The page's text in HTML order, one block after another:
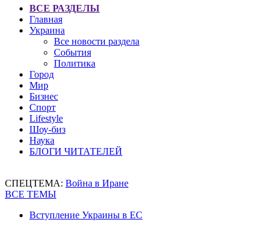
ВСЕ РАЗДЕЛЫ
Главная
Украина
Все новости раздела
События
Политика
Город
Мир
Бизнес
Спорт
Lifestyle
Шоу-биз
Наука
БЛОГИ ЧИТАТЕЛЕЙ
СПЕЦТЕМА: Война в Иране
ВСЕ ТЕМЫ
Вступление Украины в ЕС